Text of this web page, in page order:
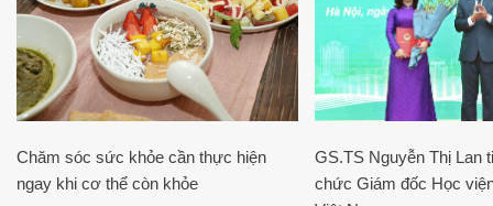
Chăm sóc sức khỏe cần thực hiện
ngay khi cơ thể còn khỏe
GS.TS Nguyễn Thị Lan
chức Giám đốc Học